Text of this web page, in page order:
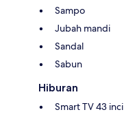
Sampo
Jubah mandi
Sandal
Sabun
Hiburan
Smart TV 43